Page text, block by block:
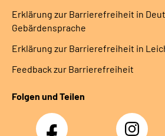
Erklärung zur Barrierefreiheit in
Gebärdensprache
Erklärung zur Barrierefreiheit in
Feedback zur Barrierefreiheit
Folgen und Teilen
Facebook Instagram